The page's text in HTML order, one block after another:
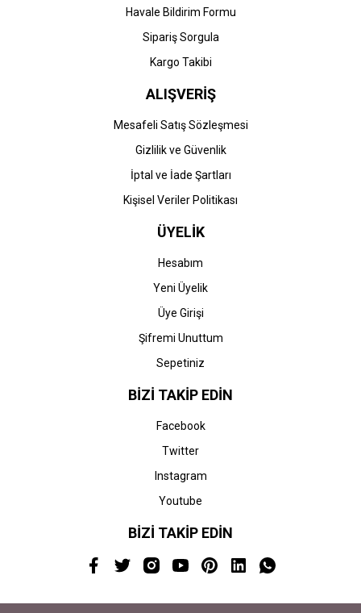
Havale Bildirim Formu
Sipariş Sorgula
Kargo Takibi
ALIŞVERİŞ
Mesafeli Satış Sözleşmesi
Gizlilik ve Güvenlik
İptal ve İade Şartları
Kişisel Veriler Politikası
ÜYELİK
Hesabım
Yeni Üyelik
Üye Girişi
Şifremi Unuttum
Sepetiniz
BİZİ TAKİP EDİN
Facebook
Twitter
Instagram
Youtube
BİZİ TAKİP EDİN